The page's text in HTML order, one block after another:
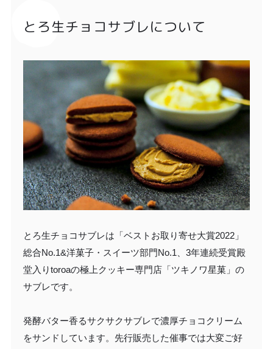
とろ生チョコサブレについて
とろ生チョコサブレは「ベストお取り寄せ大賞2022」
総合No.1&洋菓子・スイーツ部門No.1、3年連続受賞殿
堂入りtoroaの極上クッキー専門店「ツキノワ星菓」の
サブレです。
発酵バター香るサクサクサブレで濃厚チョコクリーム
をサンドしています。先行販売した催事では大変ご好